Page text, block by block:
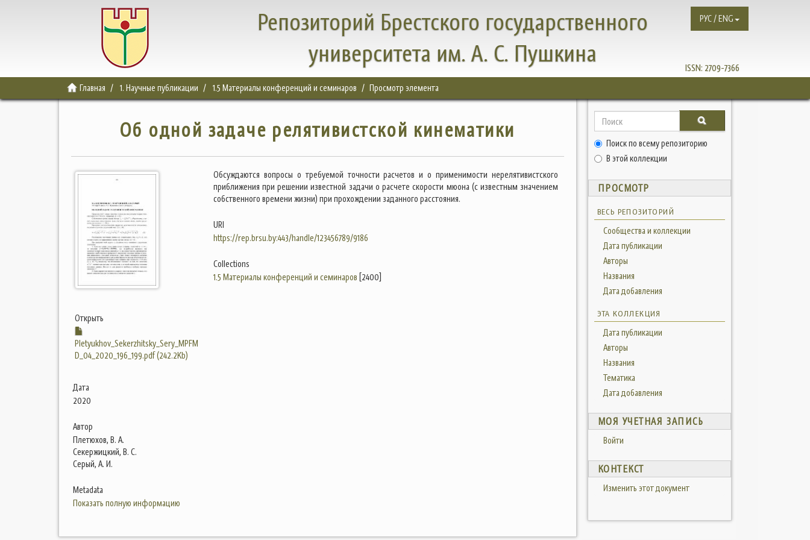
Репозиторий Брестского государственного
университета им. А. С. Пушкина
ISSN: 2709-7366
РУС / ENG
Главная 1. Научные публикации 1.5 Материалы конференций и семинаров Просмотр элемента
Об одной задаче релятивистской кинематики
Открыть
Pletyukhov_Sekerzhitsky_Sery_MPFM
D_04_2020_196_199.pdf (242.2Kb)
Дата
2020
Автор
Плетюхов, В. А.
Секержицкий, В. С.
Серый, А. И.
Metadata
Показать полную информацию
Обсуждаются вопросы о требуемой точности расчетов и о применимости нерелятивистского
приближения при решении известной задачи о расчете скорости мюона (с известным значением
собственного времени жизни) при прохождении заданного расстояния.
URI
https://rep.brsu.by:443/handle/123456789/9186
Collections
1.5 Материалы конференций и семинаров [2400]
Поиск по всему репозиторию
В этой коллекции
ПРОСМОТР
ВЕСЬ РЕПОЗИТОРИЙ
Сообщества и коллекции
Дата публикации
Авторы
Названия
Дата добавления
ЭТА КОЛЛЕКЦИЯ
Дата публикации
Авторы
Названия
Тематика
Дата добавления
МОЯ УЧЕТНАЯ ЗАПИСЬ
Войти
КОНТЕКСТ
Изменить этот документ